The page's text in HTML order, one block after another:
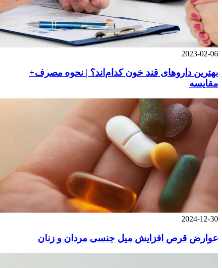
2023-02-06
بهترین داروهای قند خون کدام‌اند؟ | نحوه مصرف+
مقایسه
2024-12-30
عوارض قرص افزایش میل جنسی مردان و زنان